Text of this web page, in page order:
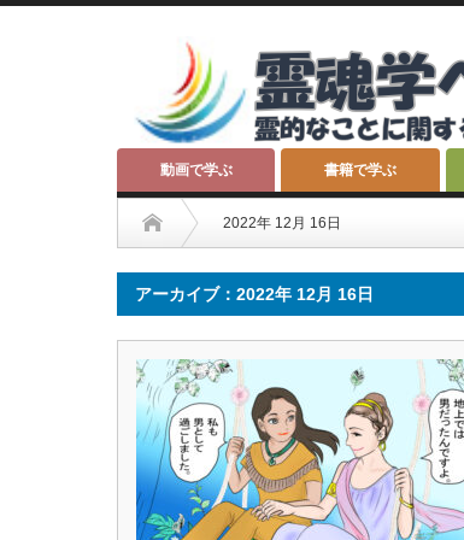
動画で学ぶ 書籍で学ぶ
2022年 12月 16日
アーカイブ：2022年 12月 16日